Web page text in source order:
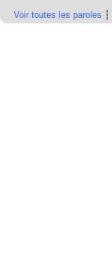
Voir toutes les paroles ┆